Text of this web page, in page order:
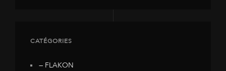
CATÉGORIES
— FLAKON